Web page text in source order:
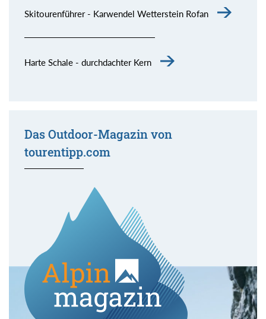
Skitourenführer - Karwendel Wetterstein Rofan
Harte Schale - durchdachter Kern
Das Outdoor-Magazin von
tourentipp.com